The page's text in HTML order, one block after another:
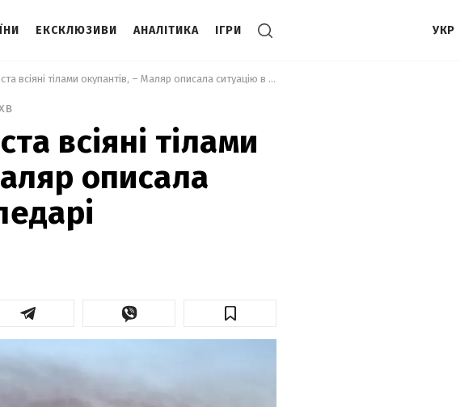
ЕКСКЛЮЗИВИ АНАЛІТИКА ІГРИ УКР
Підступи до міста всіяні тілами окупантів, – Маляр описала ситуацію в Соледарі
всіяні тілами
описала